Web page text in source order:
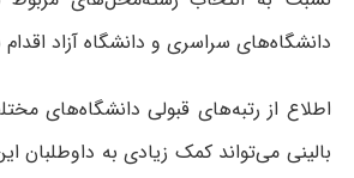
دانشگاه‌های سراسری و دانشگاه آزاد اقدام
اطلاع از رتبه‌های قبولی دانشگاه‌های
بالینی می‌تواند کمک زیادی به داوطلبان